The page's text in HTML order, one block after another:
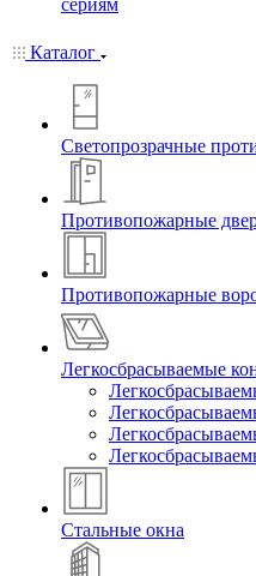
сериям
Каталог
Светопрозрачные
Противопожарные
Противопожарные
Легкосбрасываемые
Стальные окна